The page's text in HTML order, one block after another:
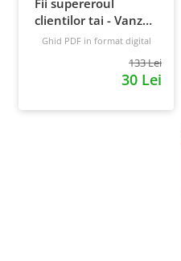
clientilor tai - Vanzari
pe pilot automat
Ghid PDF in format digital
133 Lei
30 Lei